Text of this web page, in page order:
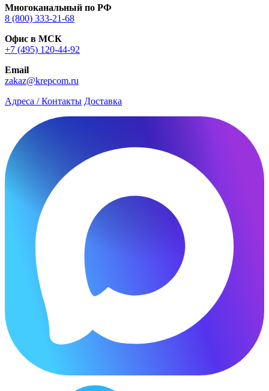
Многоканальный по РФ
8 (800) 333‑21-68
Офис в МСК
+7 (495) 120-44-92
Email
zakaz@krepcom.ru
Адреса / Контакты Доставка